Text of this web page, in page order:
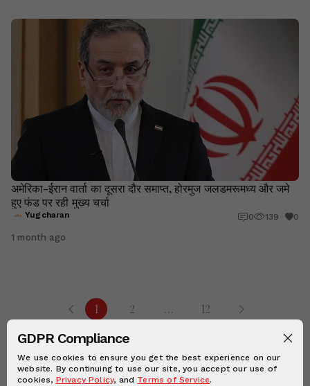
GDPR Compliance
We use cookies to ensure you get the best experience on our
website. By continuing to use our site, you accept our use of
cookies, Privacy Policy, and Terms of Service.
अमेरिका-ईरान वार्ता का दूसरा दौर समाप्त, होरमुज जलडमरूमध्य और जमे
हुए फंड पर रही मुख्य चर्चा
Yugcharan 0 139 0
1 month ago
1 2 … 12